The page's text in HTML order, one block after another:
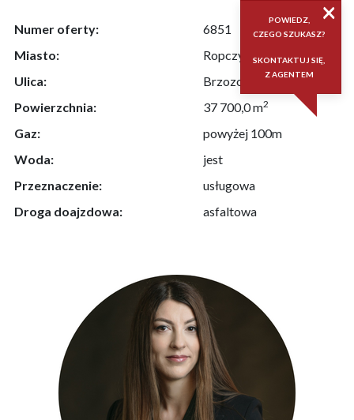
Numer oferty:
6851
Miasto:
Ropczyce
Ulica:
Brzozowa
Powierzchnia:
37 700,0 m2
Gaz:
powyżej 100m
Woda:
jest
Przeznaczenie:
usługowa
Droga doajzdowa:
asfaltowa
×
POWIEDZ,
CZEGO SZUKASZ?
SKONTAKTUJ SIĘ,
Z AGENTEM